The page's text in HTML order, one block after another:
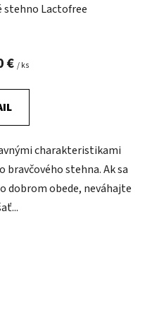
stehno Lactofree
€ / ks
charakteristikami
stehna. Ak sa
dobrom obede, neváhajte